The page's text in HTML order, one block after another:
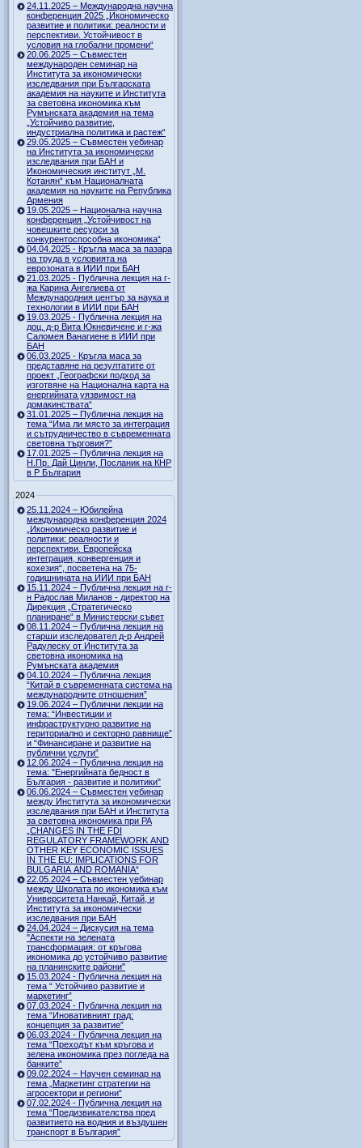
24.11.2025 – Международна научна
конференция 2025 „Икономическо
развитие и политики: реалности и
перспективи. Устойчивост в
условия на глобални промени“
20.06.2025 – Съвместен
международен семинар на
Института за икономически
изследвания при Българската
академия на науките и Института
за световна икономика към
Румънската академия на тема
„Устойчиво развитие,
индустриална политика и растеж“
29.05.2025 – Съвместен уебинар
на Института за икономически
изследвания при БАН и
Икономическия институт „М.
Котанян“ към Националната
академия на науките на Република
Армения
19.05.2025 – Национална научна
конференция „Устойчивост на
човешките ресурси за
конкурентоспособна икономика“
04.04.2025 - Кръгла маса за пазара
на труда в условията на
еврозоната в ИИИ при БАН
21.03.2025 - Публична лекция на г-
жа Карина Ангелиева от
Международния център за наука и
технологии в ИИИ при БАН
19.03.2025 - Публична лекция на
доц. д-р Вита Юкневичене и г-жа
Саломея Ванагиене в ИИИ при
БАН
06.03.2025 - Кръгла маса за
представяне на резултатите от
проект „Географски подход за
изготвяне на Национална карта на
енергийната уязвимост на
домакинствата“
31.01.2025 – Публична лекция на
тема “Има ли място за интеграция
и сътрудничество в съвременната
световна търговия?”
17.01.2025 – Публична лекция на
Н.Пр. Дай Цинли, Посланик на КНР
в Р България
2024
25.11.2024 – Юбилейна
международна конференция 2024
„Икономическо развитие и
политики: реалности и
перспективи. Европейска
интеграция, конвергенция и
кохезия“, посветена на 75-
годишнината на ИИИ при БАН
15.11.2024 – Публична лекция на г-
н Радослав Миланов - директор на
Дирекция „Стратегическо
планиране“ в Министерски съвет
08.11.2024 – Публична лекция на
старши изследовател д-р Андрей
Радулеску от Института за
световна икономика на
Румънската академия
04.10.2024 – Публична лекция
“Китай в съвременната система на
международните отношения”
19.06.2024 – Публични лекции на
тема: “Инвестиции и
инфраструктурно развитие на
териториално и секторно равнище”
и “Финансиране и развитие на
публични услуги”
12.06.2024 – Публична лекция на
тема: "Енергийната бедност в
България - развитие и политики"
06.06.2024 – Съвместен уебинар
между Института за икономически
изследвания при БАН и Института
за световна икономика при РА
„CHANGES IN THE FDI
REGULATORY FRAMEWORK AND
OTHER KEY ECONOMIC ISSUES
IN THE EU: IMPLICATIONS FOR
BULGARIA AND ROMANIA“
22.05.2024 – Съвместен уебинар
между Школата по икономика към
Университета Нанкай, Китай, и
Института за икономически
изследвания при БАН
24.04.2024 – Дискусия на тема
"Аспекти на зелената
трансформация: от кръгова
икономика до устойчиво развитие
на планинските райони"
15.03.2024 - Публична лекция на
тема “ Устойчиво развитие и
маркетинг”
07.03.2024 - Публична лекция на
тема “Иновативният град:
концепция за развитие”
06.03.2024 - Публична лекция на
тема “Преходът към кръгова и
зелена икономика през погледа на
банките”
09.02.2024 – Научен семинар на
тема „Маркетинг стратегии на
агросектори и региони“
07.02.2024 - Публична лекция на
тема “Предизвикателства пред
развитието на водния и въздушен
транспорт в България”